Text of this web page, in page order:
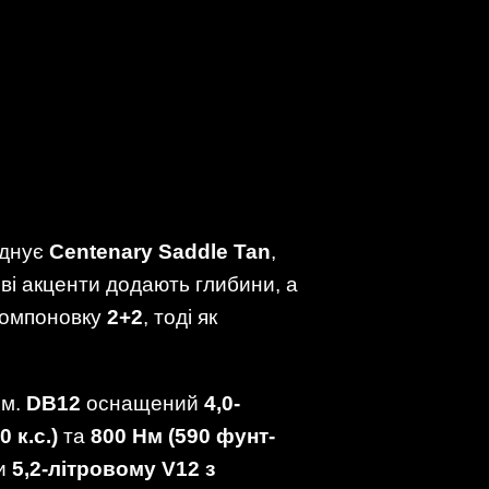
Centenary Saddle Tan,
акценти додають глибини, а
2+2, тоді як
DB12 оснащений 4,0-
к.с.) та 800 Нм (590 фунт-
5,2-літровому V12 з